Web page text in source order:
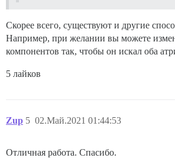
Скорее всего, существуют и другие
Например, при желании вы можете
компонентов так, чтобы он искал оба
5 лайков
Zup 02.Май.2021 01:44:53
5
Отличная работа. Спасибо.